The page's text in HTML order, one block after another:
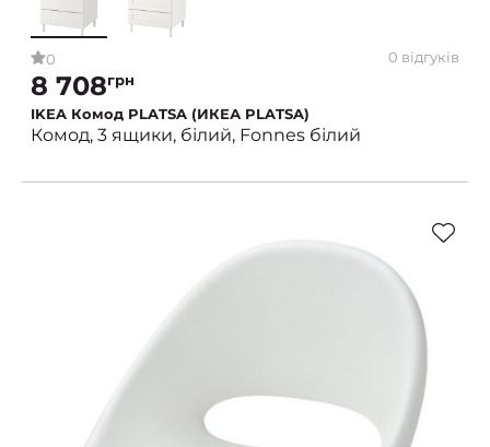
0 0 відгуків
8 708грн
IKEA Комод PLATSA (ИКЕА PLATSA)
Комод, 3 ящики, білий, Fonnes білий